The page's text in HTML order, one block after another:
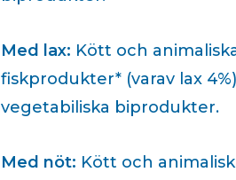
Med lax: Kött och
fiskprodukter* (varav lax
vegetabiliska biprodukter.
Med nöt: Kött och